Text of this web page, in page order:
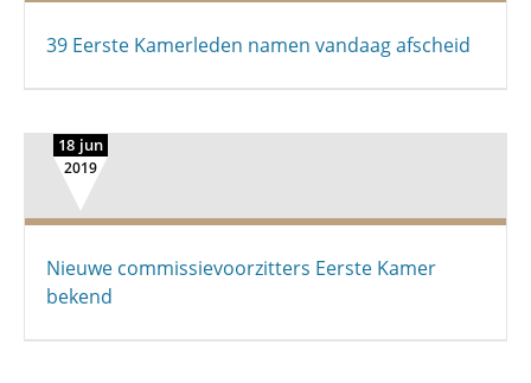
39 Eerste Kamerleden namen vandaag afscheid
18 jun
2019
Nieuwe commissievoorzitters Eerste Kamer
bekend